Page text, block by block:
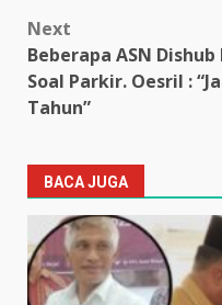
Next
Beberapa ASN
Soal Parkir. Oesril :
Tahun”
BACA JUGA